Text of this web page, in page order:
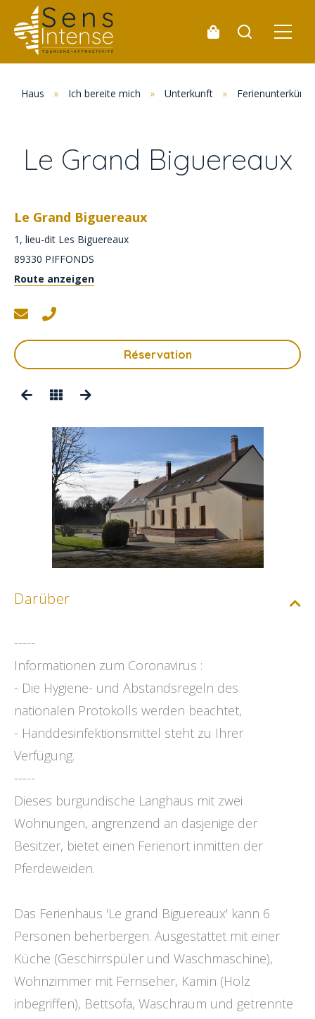
Haus » Ich bereite mich » Unterkunft »
Le Grand Biguereaux
Le Grand Biguereaux
1, lieu-dit Les Biguereaux
89330 PIFFONDS
Route anzeigen
Réservation
Darüber
-----
Informationen zum Coronavirus :
- Die Hygiene- und Abstandsregeln des
nationalen Protokolls werden beachtet,
- Handdesinfektionsmittel steht zu Ihrer
Verfügung.
-----
Dieses burgundische Langhaus mit zwei
Wohnungen, angrenzend an dasjenige der
Besitzer, bietet einen Ferienort inmitten der
Pferdeweiden.
Das Ferienhaus 'Le grand Biguereaux' kann 6
Personen beherbergen. Ausgestattet mit einer
Küche (Geschirrspüler und Waschmaschine),
Wohnzimmer mit Fernseher, Kamin (Holz
inbegriffen), Bettsofa, Waschraum und getrennte